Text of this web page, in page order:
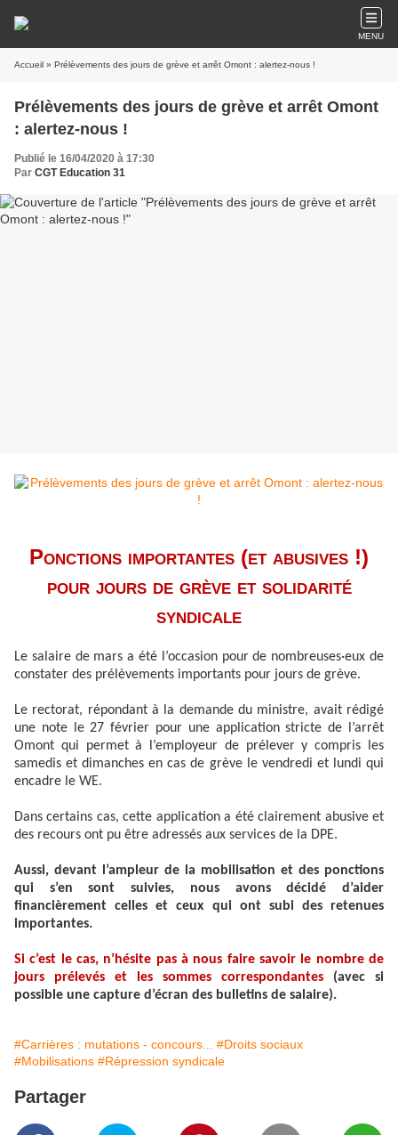
MENU
Accueil » Prélèvements des jours de grève et arrêt Omont : alertez-nous !
Prélèvements des jours de grève et arrêt Omont
: alertez-nous !
Publié le 16/04/2020 à 17:30
Par CGT Education 31
Ponctions importantes (et abusives !)
pour jours de grève et solidarité
syndicale
Le salaire de mars a été l’occasion pour de nombreuses·eux de
constater des prélèvements importants pour jours de grève.
Le rectorat, répondant à la demande du ministre, avait rédigé
une note le 27 février pour une application stricte de l’arrêt
Omont qui permet à l’employeur de prélever y compris les
samedis et dimanches en cas de grève le vendredi et lundi qui
encadre le WE.
Dans certains cas, cette application a été clairement abusive et
des recours ont pu être adressés aux services de la DPE.
Aussi, devant l’ampleur de la mobilisation et des ponctions
qui s’en sont suivies, nous avons décidé d’aider
financièrement celles et ceux qui ont subi des retenues
importantes.
Si c’est le cas, n’hésite pas à nous faire savoir le nombre de
jours prélevés et les sommes correspondantes (avec si
possible une capture d’écran des bulletins de salaire).
#Carrières : mutations - concours...
#Droits sociaux
#Mobilisations #Répression syndicale
Partager